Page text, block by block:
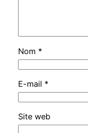
Nom *
E-mail *
Site web